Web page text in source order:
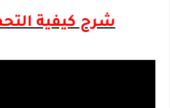
شرح كيفية